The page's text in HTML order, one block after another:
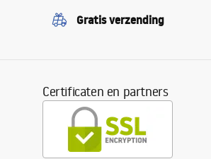
Gratis verzending
Certificaten en partners